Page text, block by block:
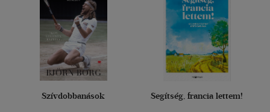
Szívdobbanások Segítség, francia lettem!